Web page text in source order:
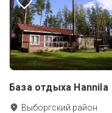
База отдыха Hannila
Выборгский район